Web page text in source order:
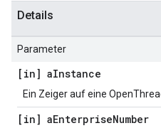
Details
Parameter
[in] aInstance
Ein Zeiger auf eine
[in] aEnterpriseNumber